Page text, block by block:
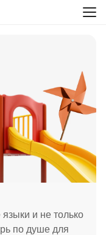
и не только
по душе для